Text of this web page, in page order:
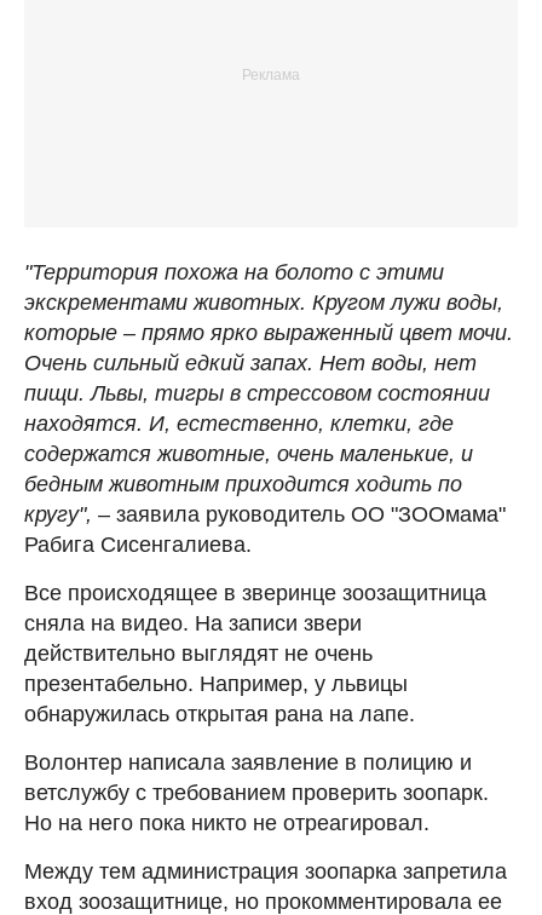
"Территория похожа на болото с этими
экскрементами животных. Кругом лужи воды,
которые – прямо ярко выраженный цвет мочи.
Очень сильный едкий запах. Нет воды, нет
пищи. Львы, тигры в стрессовом состоянии
находятся. И, естественно, клетки, где
содержатся животные, очень маленькие, и
бедным животным приходится ходить по
кругу", – заявила руководитель ОО "ЗООмама"
Рабига Сисенгалиева.
Все происходящее в зверинце зоозащитница
сняла на видео. На записи звери
действительно выглядят не очень
презентабельно. Например, у львицы
обнаружилась открытая рана на лапе.
Волонтер написала заявление в полицию и
ветслужбу с требованием проверить зоопарк.
Но на него пока никто не отреагировал.
Между тем администрация зоопарка запретила
вход зоозащитнице, но прокомментировала ее